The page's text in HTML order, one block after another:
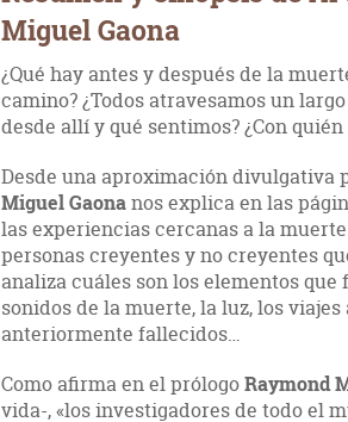
Miguel Gaona
¿Qué hay antes y después de la
camino? ¿Todos atravesamos un
desde allí y qué sentimos? ¿Con
Desde una aproximación
MiguelGaonanos explica en las
las experiencias cercanas a la
personas creyentes y no creyentes
analiza cuáles son los elementos
sonidos de la muerte, la luz, los
anteriormente fallecidos…
Como afirma en el prólogoRaymond
vida-, «los investigadores de todo el